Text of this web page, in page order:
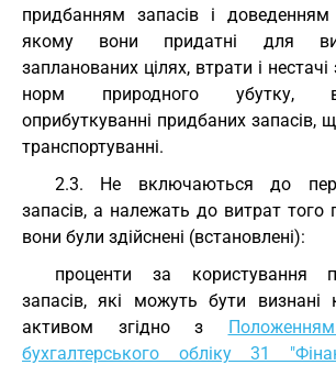
придбанням запасів і
якому вони придатні для
запланованих цілях, втрати і
норм природного убутку,
оприбуткуванні придбаних запасів,
транспортуванні.
2.3. Не включаються до
запасів, а належать до витрат того
вони були здійснені (встановлені):
проценти за користування
запасів, які можуть бути визнані
активом згідно з
бухгалтерського обліку 31